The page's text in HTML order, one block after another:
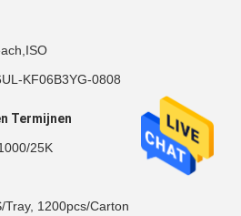
KF06B3YG-0808
Termijnen
25K
Tray, 1200pcs/Carton